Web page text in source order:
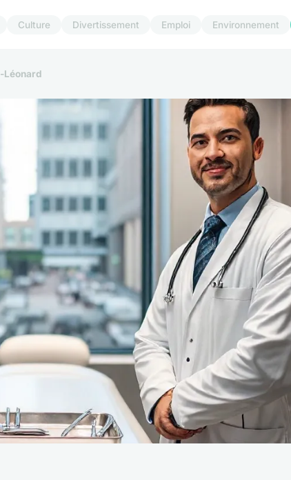
Culture Divertissement Emploi Environnement
Léonard